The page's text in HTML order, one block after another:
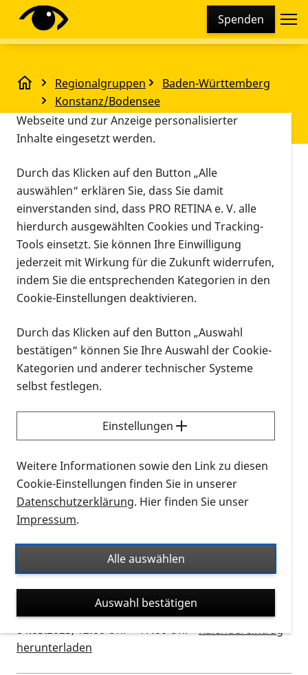
Spenden
Regionalgruppen
Baden-Württemberg
Konstanz/Bodensee
Unser nächstes Treffen
Unser nächstes Treffen
Vorlesen
Informationen zum Termin
04.03.2023, 12:00 Uhr–17:00 Uhr Veranstaltungsort
Liebe Mitglieder*innen, Angehörige und
Interessenten.
Das nächste Treffen ist wieder angesagt. Wir
gewinnen, die uns ihre Arbeit mit blinden und
sehbehinderten Menschen vorstellt. Auch gibt es für
"alte Hasen" neue Erkenntnisse, die auch die
Möglichkeit einer Nachschulung zuläßt.
Für unser Treffen wünschen wir uns eine rege
Teilnahme, schönes Wetter und einen guten Appetit,
hat.
Neue Mitglieder und Interessenten sind herzlich
willkommen, auch mit Blindenführhunde.
Bis dahin wünschen unsere Regionalleiterin Gabi
und ihr Stellvertreter Manfred uns allen eine schöne
Zeit, Gesundheit und lassen uns nicht unterkriegen.
04.03.2023, 12:00 Uhr–17:00 Uhr-Kalendereintrag
herunterladen
Diese Webseite setzt verschiedene Cookies und
Tracking-Tools ein. Dies beinhaltet Cookies und
technisch notwendig sind, die zu statistischen
Zwecken sowie zur besseren Bedienbarkeit der
Webseite und zur Anzeige personalisierter
Inhalte eingesetzt werden.
Durch das Klicken auf den Button „Alle
auswählen“ erklären Sie, dass Sie damit
einverstanden sind, dass PRO RETINA e. V. alle
hierdurch ausgewählten Cookies und Tracking-
Tools einsetzt. Sie können Ihre Einwilligung
jederzeit mit Wirkung für die Zukunft widerrufen,
indem Sie die entsprechenden Kategorien in den
Cookie-Einstellungen deaktivieren.
Durch das Klicken auf den Button „Auswahl
bestätigen“ können Sie Ihre Auswahl der Cookie-
Kategorien und anderer technischer Systeme
selbst festlegen.
Einstellungen
Weitere Informationen sowie den Link zu diesen
Cookie-Einstellungen finden Sie in unserer
Datenschutzerklärung. Hier finden Sie unser
Impressum.
Alle auswählen
Auswahl bestätigen